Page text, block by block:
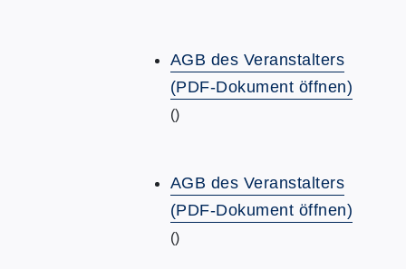
AGB des Veranstalters
(PDF-Dokument öffnen)
()
AGB des Veranstalters
(PDF-Dokument öffnen)
()